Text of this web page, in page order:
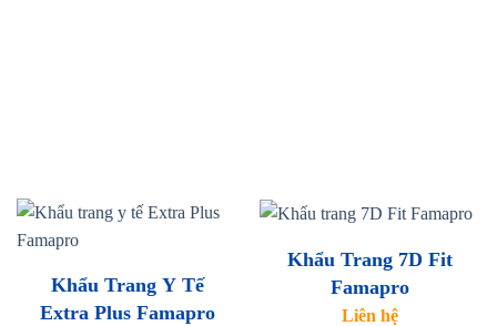
Khẩu Trang Y Tế
Extra Plus Famapro
Khẩu Trang 7D Fit
Famapro
Liên hệ